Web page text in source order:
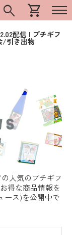
search shopping_cart
配信 | プチギフ
/引き出物
人気のプチギフ
得な商品情報を
ース)を公開中で